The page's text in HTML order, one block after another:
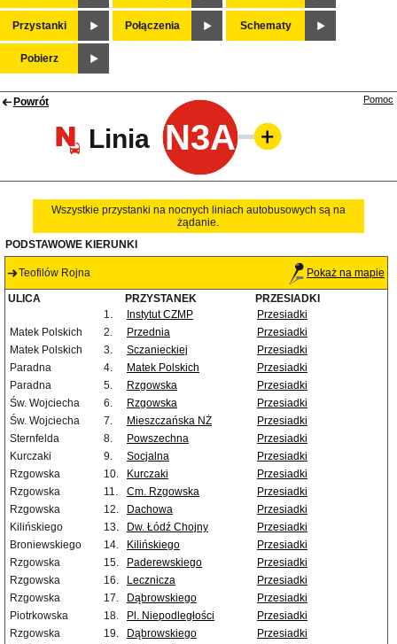
Przystanki Połączenia Schematy
Pobierz
Powrót
Linia N3A
Pomoc
Wszystkie przystanki na nocnych liniach autobusowych są na
żądanie.
PODSTAWOWE KIERUNKI
Teofilów Rojna Pokaż na mapie
ULICA PRZYSTANEK
PRZESIADKI
1.
Instytut CZMP
Przesiadki
Matek Polskich
2. Przednia
Przesiadki
Matek Polskich
3. Sczanieckiej
Przesiadki
Paradna
4. Matek Polskich
Przesiadki
Paradna
5. Rzgowska
Przesiadki
Św. Wojciecha
6. Rzgowska
Przesiadki
Św. Wojciecha
7. Mieszczańska NŻ
Przesiadki
Sternfelda
8. Powszechna
Przesiadki
Kurczaki
9. Socjalna
Przesiadki
Rzgowska
10. Kurczaki
Przesiadki
Rzgowska
11. Cm. Rzgowska
Przesiadki
Rzgowska
12. Dachowa
Przesiadki
Kilińskiego
13. Dw. Łódź Chojny
Przesiadki
Broniewskiego
14. Kilińskiego
Przesiadki
Rzgowska
15. Paderewskiego
Przesiadki
Rzgowska
16. Lecznicza
Przesiadki
Rzgowska
17. Dąbrowskiego
Przesiadki
Piotrkowska
18. Pl. Niepodległości
Przesiadki
Rzgowska
19. Dąbrowskiego
Przesiadki